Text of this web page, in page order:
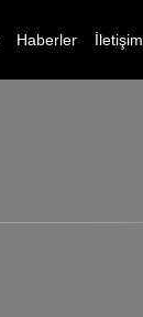
Haberler İletişim